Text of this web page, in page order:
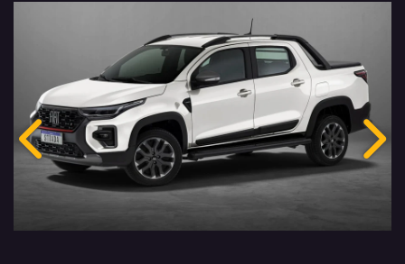
Anterior